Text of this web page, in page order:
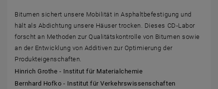
Bitumen sichert unsere Mobilität in Asphaltbefestigung und
hält als Abdichtung unsere Häuser trocken. Dieses CD-Labor
forscht an Methoden zur Qualitätskontrolle von Bitumen sowie
an der Entwicklung von Additiven zur Optimierung der
Produkteigenschaften.
Hinrich Grothe - Institut für Materialchemie
Bernhard Hofko - Institut für Verkehrswissenschaften